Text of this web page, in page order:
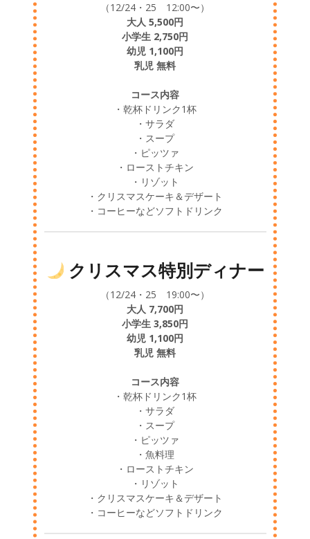
（12/24・25 12:00〜）
大人 5,500円
小学生 2,750円
幼児 1,100円
乳児 無料
コース内容
・乾杯ドリンク1杯
・サラダ
・スープ
・ピッツァ
・ローストチキン
・リゾット
・クリスマスケーキ＆デザート
・コーヒーなどソフトドリンク
クリスマス特別ディナー
（12/24・25 19:00〜）
大人 7,700円
小学生 3,850円
幼児 1,100円
乳児 無料
コース内容
・乾杯ドリンク1杯
・サラダ
・スープ
・ピッツァ
・魚料理
・ローストチキン
・リゾット
・クリスマスケーキ＆デザート
・コーヒーなどソフトドリンク